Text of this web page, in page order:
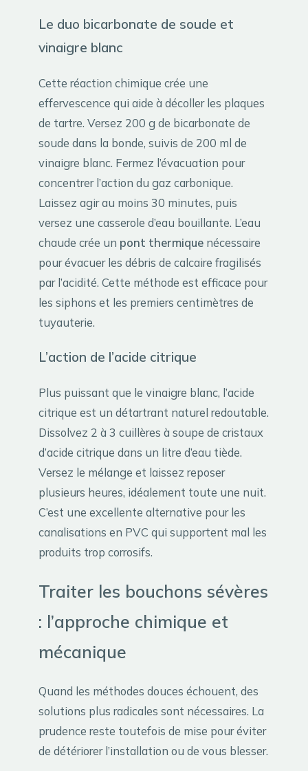
Le duo bicarbonate de soude et
vinaigre blanc
Cette réaction chimique crée une
effervescence qui aide à décoller les plaques
de tartre. Versez 200 g de bicarbonate de
soude dans la bonde, suivis de 200 ml de
vinaigre blanc. Fermez l’évacuation pour
concentrer l’action du gaz carbonique.
Laissez agir au moins 30 minutes, puis
versez une casserole d’eau bouillante. L’eau
chaude crée un pont thermique nécessaire
pour évacuer les débris de calcaire fragilisés
par l’acidité. Cette méthode est efficace pour
les siphons et les premiers centimètres de
tuyauterie.
L’action de l’acide citrique
Plus puissant que le vinaigre blanc, l’acide
citrique est un détartrant naturel redoutable.
Dissolvez 2 à 3 cuillères à soupe de cristaux
d’acide citrique dans un litre d’eau tiède.
Versez le mélange et laissez reposer
plusieurs heures, idéalement toute une nuit.
C’est une excellente alternative pour les
canalisations en PVC qui supportent mal les
produits trop corrosifs.
Traiter les bouchons sévères
: l’approche chimique et
mécanique
Quand les méthodes douces échouent, des
solutions plus radicales sont nécessaires. La
prudence reste toutefois de mise pour éviter
de détériorer l’installation ou de vous blesser.